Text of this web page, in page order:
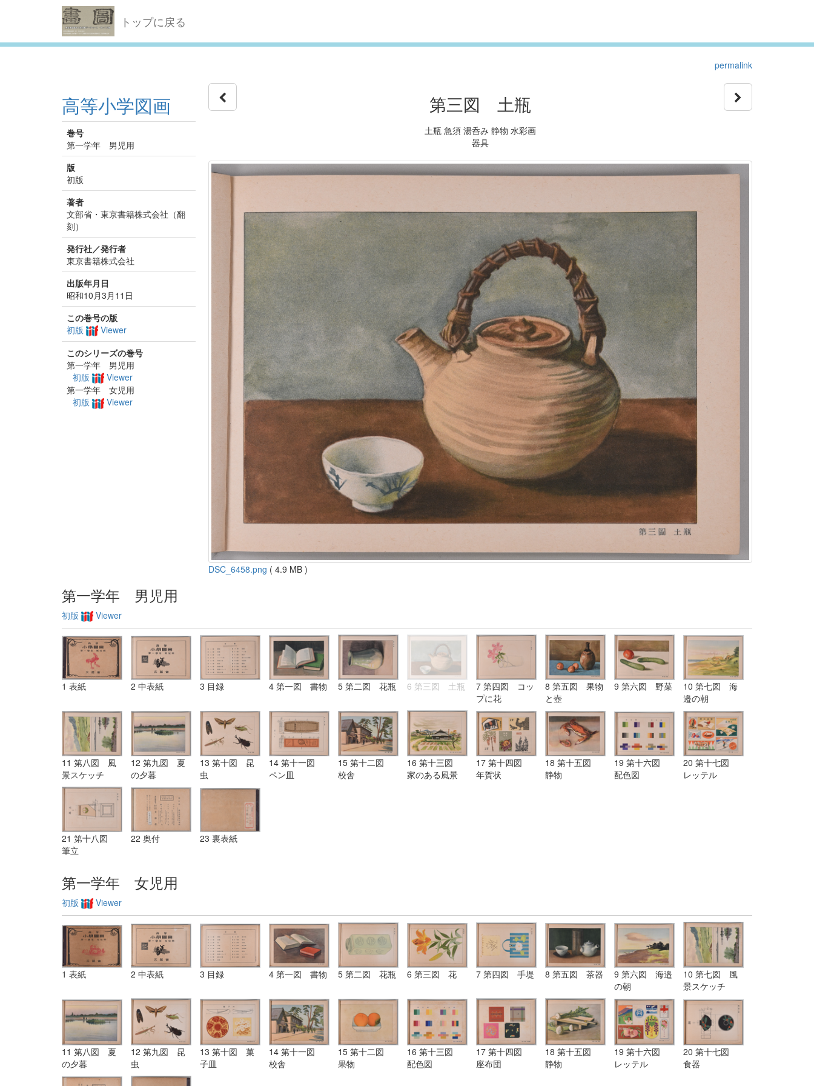
トップに戻る
permalink
高等小学図画
巻号
第一学年 男児用
版
初版
著者
文部省・東京書籍株式会社（翻
刻）
発行社／発行者
東京書籍株式会社
出版年月日
昭和10月3月11日
この巻号の版
初版
Viewer
このシリーズの巻号
第一学年 男児用
初版
Viewer
第一学年 女児用
初版
Viewer
第三図 土瓶
土瓶 急須 湯呑み 静物 水彩画
器具
DSC_6458.png ( 4.9 MB )
第一学年 男児用
初版 Viewer
1 表紙 2 中表紙 3 目録 4 第一図 書物 5 第二図 花瓶 6 第三図 土瓶
7 第四図 コッ
プに花
8 第五図 果物
と壺
9 第六図 野菜
10 第七図 海
邉の朝
11 第八図 風
景スケッチ
12 第九図 夏
の夕暮
13 第十図 昆
虫
14 第十一図
ペン皿
15 第十二図
校舎
16 第十三図
家のある風景
17 第十四図
年賀状
18 第十五図
静物
19 第十六図
配色図
20 第十七図
レッテル
21 第十八図
筆立
22 奥付 23 裏表紙
第一学年 女児用
初版 Viewer
1 表紙 2 中表紙 3 目録 4 第一図 書物 5 第二図 花瓶 6 第三図 花 7 第四図 手堤 8 第五図 茶器
9 第六図 海邉
の朝
10 第七図 風
景スケッチ
11 第八図 夏
の夕暮
12 第九図 昆
虫
13 第十図 菓
子皿
14 第十一図
校舎
15 第十二図
果物
16 第十三図
配色図
17 第十四図
座布団
18 第十五図
静物
19 第十六図
レッテル
20 第十七図
食器